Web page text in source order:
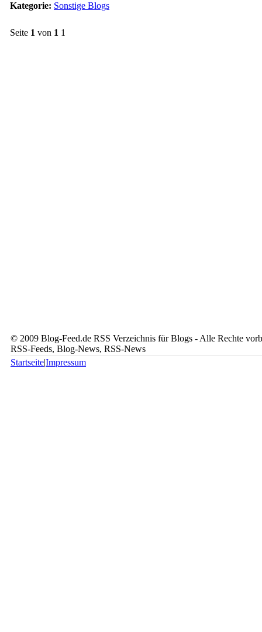
Kategorie: Sonstige Blogs
Seite 1 von 1 1
© 2009 Blog-Feed.de RSS Verzeichnis für Blogs - Alle Rechte
RSS-Feeds, Blog-News, RSS-News
Startseite|Impressum